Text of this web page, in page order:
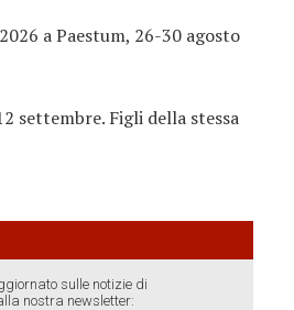
a Paestum, 26-30 agosto
settembre. Figli della stessa
sulle notizie di
nostra newsletter: